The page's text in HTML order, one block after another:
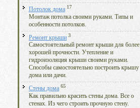
Потолок дома 17
Монтаж потолка своими руками. Типы и
особенности потолков.
Ремонт крыши 3
Самостоятельный ремонт крыши для более
хорошей прочности. Утепление и
гидроизоляция крыши своими руками.
Способы самостоятельно построить крышу
дома или дачи.
Стены дома 65
Как правильно красить стены дома. Все о
стенах. Из чего строить прочную стену.